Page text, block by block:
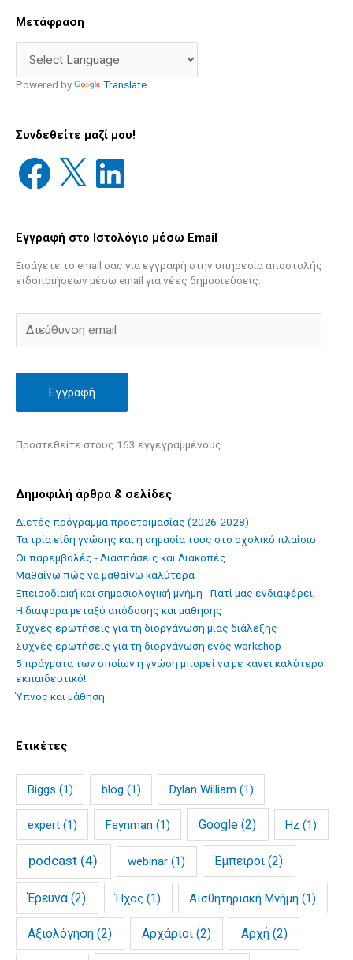
Μετάφραση
Powered by Translate
Συνδεθείτε μαζί μου!
Facebook
X
Εγγραφή στο Ιστολόγιο μέσω Email
Εισάγετε το email σας για εγγραφή στην υπηρεσία αποστολής
ειδοποιήσεων μέσω email για νέες δημοσιεύσεις.
Διεύθυνση
Εγγραφή
Προστεθείτε στους 163 εγγεγραμμένους.
Δημοφιλή άρθρα & σελίδες
Διετές πρόγραμμα προετοιμασίας (2026-2028)
Τα τρία είδη γνώσης και η σημασία τους στο σχολικό πλαίσιο
Οι παρεμβολές - Διασπάσεις και Διακοπές
Mαθαίνω πώς να μαθαίνω καλύτερα
Επεισοδιακή και σημασιολογική μνήμη - Γιατί μας ενδιαφέρει;
Η διαφορά μεταξύ απόδοσης και μάθησης
Συχνές ερωτήσεις για τη διοργάνωση μιας διάλεξης
Συχνές ερωτήσεις για τη διοργάνωση ενός workshop
5 πράγματα των οποίων η γνώση μπορεί να με κάνει καλύτερο
εκπαιδευτικό!
Ύπνος και μάθηση
Ετικέτες
Biggs (1) blog (1) Dylan William (1)
expert(1) Feynman (1) Google (2) Hz (1)
podcast (4) webinar (1) Έμπειροι (2)
Έρευνα (2) Ήχος (1) Αισθητηριακή Μνήμη (1)
Αξιολόγηση (2) Αρχάριοι (2) Αρχή(2)
Παλιές